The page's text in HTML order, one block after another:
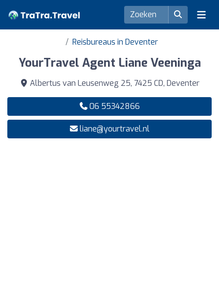
Reisbureaus in Deventer
YourTravel Agent Liane Veeninga
Albertus van Leusenweg 25, 7425 CD, Deventer
06 55342866
liane@yourtravel.nl